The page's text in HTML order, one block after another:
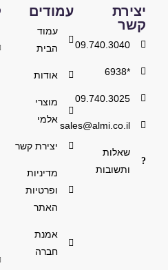
עמודים
עמוד
הבית
אודות
מוצרי
אלמי
יצירת קשר
מדיניות
ופרטיות
האתר
אמנת
חברה
יצירת
קשר
09.740.3040
*6938
09.740.3025
sales@almi.co.il
שאלות
ותשובות